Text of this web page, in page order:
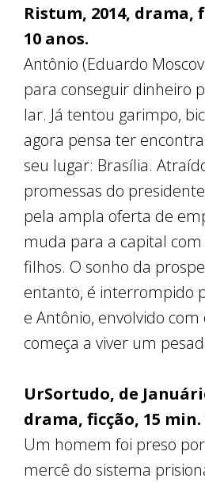
Ristum, 2014, drama,
10 anos.
Antônio (Eduardo
para conseguir dinheiro
lar. Já tentou garimpo,
agora pensa ter
seu lugar: Brasília.
promessas do
pela ampla oferta de
muda para a capital com
filhos. O sonho da
entanto, é interrompido
e Antônio, envolvido com
começa a viver um
UrSortudo, de
drama, ficção, 15
Um homem foi preso
mercê do sistema